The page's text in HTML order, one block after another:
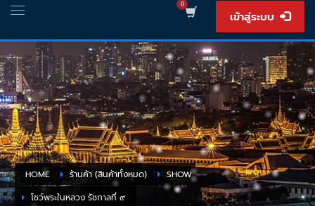
เข้าสู่ระบบ
HOME ร้านค้า (สินค้าทั้งหมด)
SHOW
โชว์พระในหลวง รัชกาลที่ ๙